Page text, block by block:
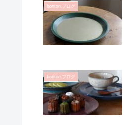
bonton.ブログ
bonton.ブログ